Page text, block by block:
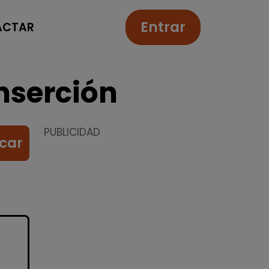
Entrar
PUBLICIDAD